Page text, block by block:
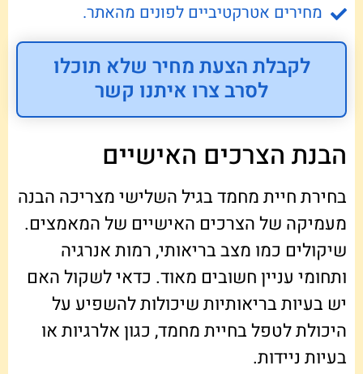
מחירים אטרקטיביים לפונים מהאתר.
לקבלת הצעת מחיר שלא תוכלו
לסרב צרו איתנו קשר
הבנת הצרכים האישיים
בחירת חיית מחמד בגיל השלישי מצריכה הבנה
מעמיקה של הצרכים האישיים של המאמצים.
שיקולים כמו מצב בריאותי, רמות אנרגיה
ותחומי עניין חשובים מאוד. כדאי לשקול האם
יש בעיות בריאותיות שיכולות להשפיע על
היכולת לטפל בחיית מחמד, כגון אלרגיות או
בעיות ניידות.